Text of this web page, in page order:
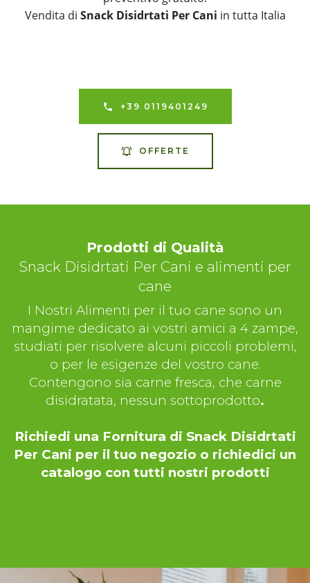
Vendita di Snack Disidrtati Per Cani in tutta Italia
+39 0119401249
OFFERTE
Prodotti di Qualità
Snack Disidrtati Per Cani e alimenti per
cane
I Nostri Alimenti per il tuo cane sono un
mangime dedicato ai vostri amici a 4 zampe,
studiati per risolvere alcuni piccoli problemi,
o per le esigenze del vostro cane.
Contengono sia carne fresca, che carne
disidratata, nessun sottoprodotto.
Richiedi una Fornitura di Snack Disidrtati
Per Cani per il tuo negozio o richiedici un
catalogo con tutti nostri prodotti